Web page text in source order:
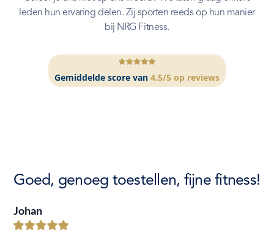
leden hun ervaring delen. Zij sporten reeds op hun manier
bij NRG Fitness.
Gemiddelde score van 4.5/5 op reviews
Goed, genoeg toestellen, fijne fitness!
Johan